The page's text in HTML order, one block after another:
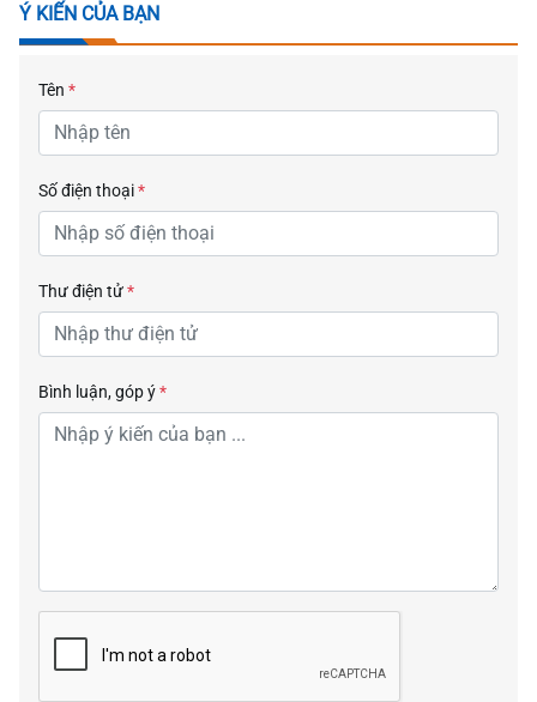
Ý KIẾN CỦA BẠN
Tên *
Số điện thoại*
Thư điện tử*
Bình luận, góp ý*